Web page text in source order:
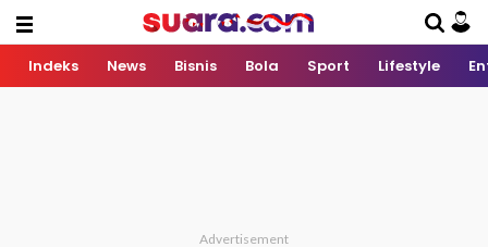
Indeks News Bisnis Bola Sport Lifestyle